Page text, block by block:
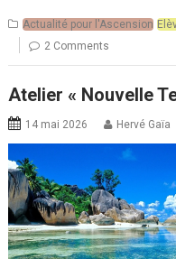
Actualité pour l'Ascension
2 Comments
Atelier « Nouvelle
14 mai 2026 Hervé Gaïa